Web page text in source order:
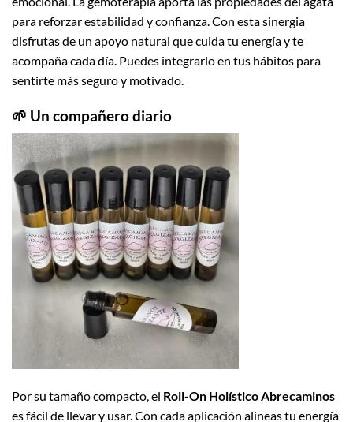
para reforzar estabilidad y confianza. Con esta sinergia
disfrutas de un apoyo natural que cuida tu energía y te
acompaña cada día. Puedes integrarlo en tus hábitos para
sentirte más seguro y motivado.
🌱 Un compañero diario
Por su tamaño compacto, el Roll-On Holístico Abrecaminos
es fácil de llevar y usar. Con cada aplicación alineas tu energía